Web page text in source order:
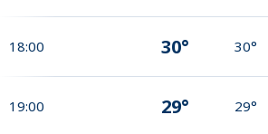
18:00 30° 30°
19:00 29° 29°